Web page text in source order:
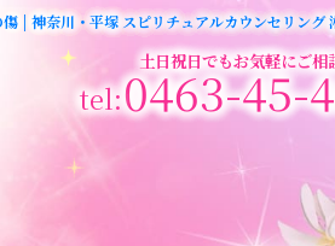
土日祝日でもお気軽にご相
0463-45-
| 神奈川・平塚 スピリチュアルカウンセリング